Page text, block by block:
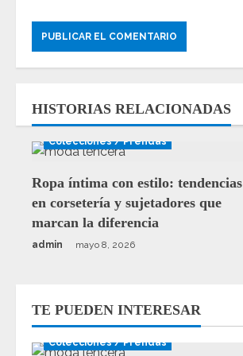
HISTORIAS RELACIONADAS
Colecciones / Prendas
Ropa íntima con estilo: tendencias
en corsetería y sujetadores que
marcan la diferencia
admin mayo 8, 2026
TE PUEDEN INTERESAR
Colecciones / Prendas